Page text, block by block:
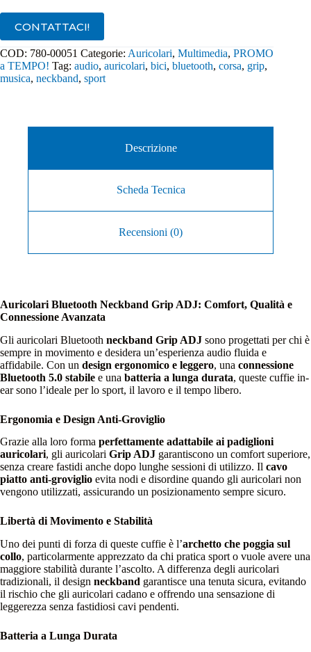
00051
quantità
CONTATTACI!
COD: 780-00051 Categorie: Auricolari, Multimedia, PROMO
a TEMPO! Tag: audio, auricolari, bici, bluetooth, corsa, grip,
musica, neckband, sport
Descrizione
Scheda Tecnica
Recensioni (0)
Auricolari Bluetooth Neckband Grip ADJ: Comfort, Qualità e
Connessione Avanzata
Gli auricolari Bluetooth neckband Grip ADJ sono progettati per chi è
sempre in movimento e desidera un’esperienza audio fluida e
affidabile. Con un design ergonomico e leggero, una connessione
Bluetooth 5.0 stabile e una batteria a lunga durata, queste cuffie in-
ear sono l’ideale per lo sport, il lavoro e il tempo libero.
Ergonomia e Design Anti-Groviglio
Grazie alla loro forma perfettamente adattabile ai padiglioni
auricolari, gli auricolari Grip ADJ garantiscono un comfort superiore,
senza creare fastidi anche dopo lunghe sessioni di utilizzo. Il cavo
piatto anti-groviglio evita nodi e disordine quando gli auricolari non
vengono utilizzati, assicurando un posizionamento sempre sicuro.
Libertà di Movimento e Stabilità
Uno dei punti di forza di queste cuffie è l’archetto che poggia sul
collo, particolarmente apprezzato da chi pratica sport o vuole avere una
maggiore stabilità durante l’ascolto. A differenza degli auricolari
tradizionali, il design neckband garantisce una tenuta sicura, evitando
il rischio che gli auricolari cadano e offrendo una sensazione di
leggerezza senza fastidiosi cavi pendenti.
Batteria a Lunga Durata